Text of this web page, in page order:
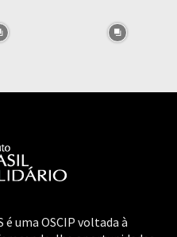
uma OSCIP voltada à